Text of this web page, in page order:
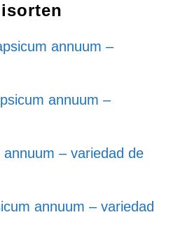
annuum –
annuum –
– variedad de
annuum – variedad